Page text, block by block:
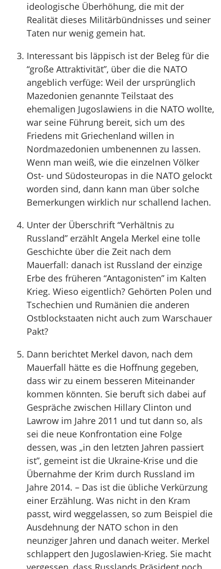
ideologische Überhöhung, die mit der
Realität dieses Militärbündnisses und seiner
Taten nur wenig gemein hat.
Interessant bis läppisch ist der Beleg für die
“große Attraktivität”, über die die NATO
angeblich verfüge: Weil der ursprünglich
Mazedonien genannte Teilstaat des
ehemaligen Jugoslawiens in die NATO wollte,
war seine Führung bereit, sich um des
Friedens mit Griechenland willen in
Nordmazedonien umbenennen zu lassen.
Wenn man weiß, wie die einzelnen Völker
Ost- und Südosteuropas in die NATO gelockt
worden sind, dann kann man über solche
Bemerkungen wirklich nur schallend lachen.
Unter der Überschrift “Verhältnis zu
Russland” erzählt Angela Merkel eine tolle
Geschichte über die Zeit nach dem
Mauerfall: danach ist Russland der einzige
Erbe des früheren “Antagonisten” im Kalten
Krieg. Wieso eigentlich? Gehörten Polen und
Tschechien und Rumänien die anderen
Ostblockstaaten nicht auch zum Warschauer
Pakt?
Dann berichtet Merkel davon, nach dem
Mauerfall hätte es die Hoffnung gegeben,
dass wir zu einem besseren Miteinander
kommen könnten. Sie beruft sich dabei auf
Gespräche zwischen Hillary Clinton und
Lawrow im Jahre 2011 und tut dann so, als
sei die neue Konfrontation eine Folge
dessen, was „in den letzten Jahren passiert
ist”, gemeint ist die Ukraine-Krise und die
Übernahme der Krim durch Russland im
Jahre 2014. – Das ist die übliche Verkürzung
einer Erzählung. Was nicht in den Kram
passt, wird weggelassen, so zum Beispiel die
Ausdehnung der NATO schon in den
neunziger Jahren und danach weiter. Merkel
schlappert den Jugoslawien-Krieg. Sie macht